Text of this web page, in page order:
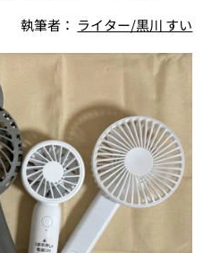
執筆者： ライター/黒川 すい